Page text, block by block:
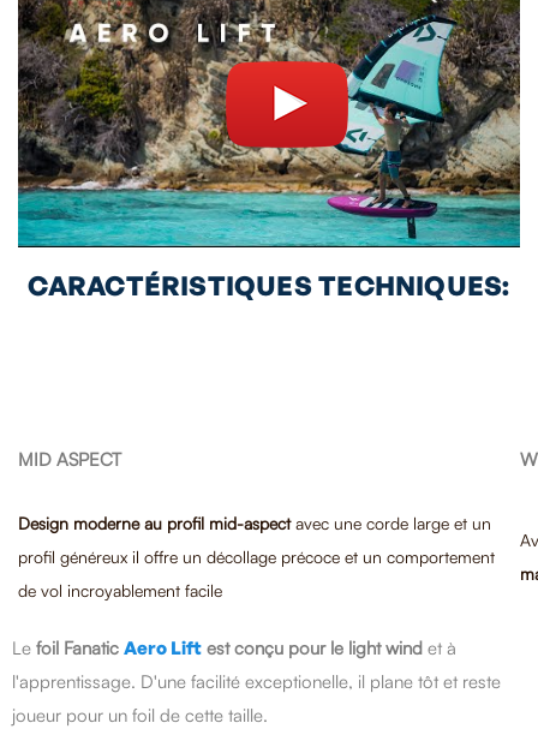
CARACTÉRISTIQUES TECHNIQUES:
MID ASPECT
Design moderne au profil mid-aspectavec une corde large et un
profil généreux il offre un décollage précoce et un comportement
de vol incroyablement facile
Le foil Fanatic Aero Lift est conçu pour le light wind et à
l'apprentissage. D'une facilité exceptionelle, il plane tôt et reste
joueur pour un foil de cette taille.